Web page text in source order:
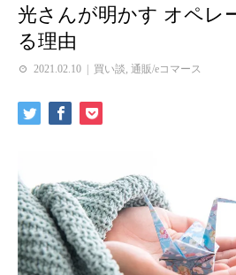
光さんが明かす オペレ
る理由
2021.02.10 買い談 通販/eコマース